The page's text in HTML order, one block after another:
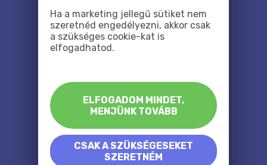
Ha a marketing jellegű sütiket nem
szeretnéd engedélyezni, akkor csak
a szükséges cookie-kat is
elfogadhatod.
ELFOGADOM MINDET,
MENJÜNK TOVÁBB
CSAK A SZÜKSÉGESEKET
SZERETNÉM